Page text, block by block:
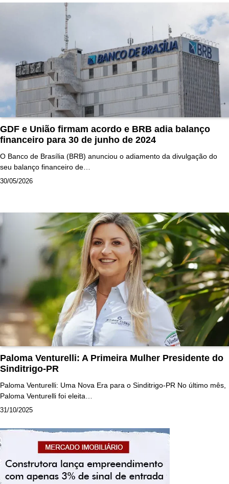
GDF e União firmam acordo e BRB adia balanço
financeiro para 30 de junho de 2024
O Banco de Brasília (BRB) anunciou o adiamento da divulgação do
seu balanço financeiro de…
30/05/2026
Paloma Venturelli: A Primeira Mulher Presidente do
Sinditrigo-PR
Paloma Venturelli: Uma Nova Era para o Sinditrigo-PR No último mês,
Paloma Venturelli foi eleita…
31/10/2025